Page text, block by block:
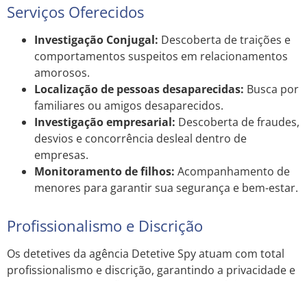
Serviços Oferecidos
Investigação Conjugal: Descoberta de traições e
comportamentos suspeitos em relacionamentos
amorosos.
Localização de pessoas desaparecidas: Busca por
familiares ou amigos desaparecidos.
Investigação empresarial: Descoberta de fraudes,
desvios e concorrência desleal dentro de
empresas.
Monitoramento de filhos: Acompanhamento de
menores para garantir sua segurança e bem-estar.
Profissionalismo e Discrição
Os detetives da agência Detetive Spy atuam com total
profissionalismo e discrição, garantindo a privacidade e